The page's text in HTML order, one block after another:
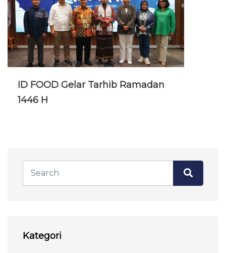
ID FOOD Gelar Tarhib Ramadan
1446 H
Kategori